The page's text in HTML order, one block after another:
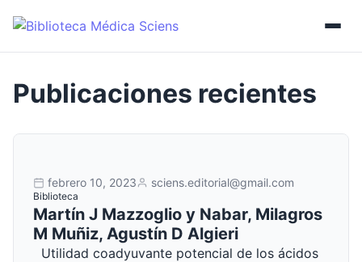
febrero 10, 2023 sciens.editorial@gmail.com
Biblioteca
Martín J Mazzoglio y Nabar, Milagros
M Muñiz, Agustín D Algieri
Utilidad coadyuvante potencial de los ácidos